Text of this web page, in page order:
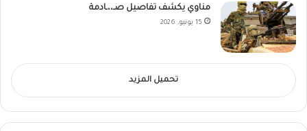
مناوي يكشف تفاصيل صـ،،ـادمة
15 يونيو، 2026
تحميل المزيد